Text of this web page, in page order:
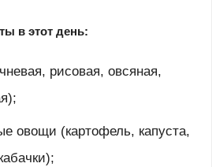
в этот день:
рисовая, овсяная,
овощи (картофель, капуста,